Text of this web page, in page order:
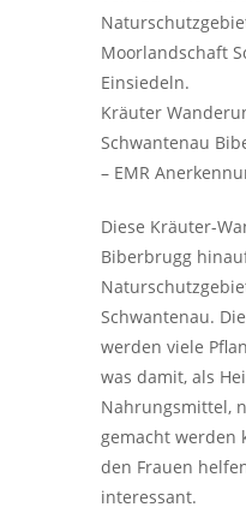
Moorlandschaft
Einsiedeln.
Kräuter
Schwantenau
– EMR
Diese Kräuter-
Biberbrugg
Schwantenau.
werden viele
was damit, als
Nahrungsmittel,
gemacht werden
den Frauen
interessant.